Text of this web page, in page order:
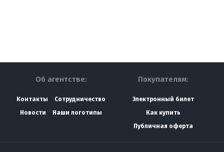
Об агентстве:
Контакты
Сотрудничество
Новости
Наши логотипы
Покупателям:
Электронный билет
Как купить
Публичная оферта